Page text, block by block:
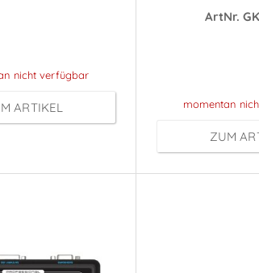
nicht verfügbar
ARTIKEL
ArtNr.
momentan
ZUM